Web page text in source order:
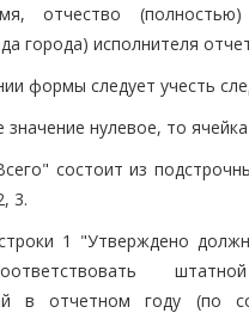
отчество
города) исполнителя
формы следует учесть
значение нулевое, то
состоит из
3.
1 "Утверждено
в отчетном году (по